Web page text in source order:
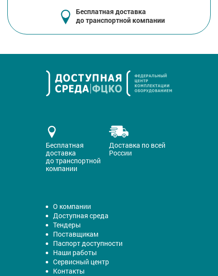
Бесплатная доставка
до транспортной компании
Бесплатная
доставка
до транспортной
компании
Доставка по всей
России
О компании
Доступная среда
Тендеры
Поставщикам
Паспорт доступности
Наши работы
Сервисный центр
Контакты